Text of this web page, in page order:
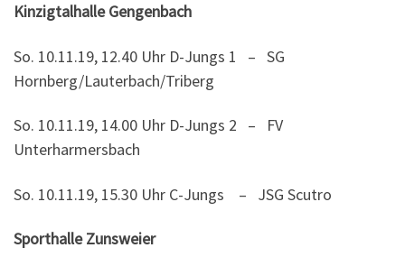
Kinzigtalhalle Gengenbach
So. 10.11.19, 12.40 Uhr D-Jungs 1 – SG
Hornberg/Lauterbach/Triberg
So. 10.11.19, 14.00 Uhr D-Jungs 2 – FV
Unterharmersbach
So. 10.11.19, 15.30 Uhr C-Jungs – JSG Scutro
Sporthalle Zunsweier